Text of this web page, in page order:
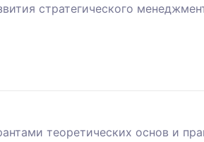
стратегического
теоретических основ и